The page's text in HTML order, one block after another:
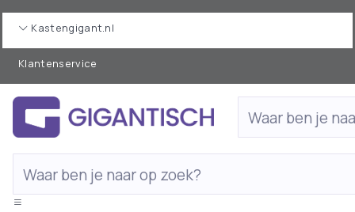
Kastengigant.nl
Klantenservice